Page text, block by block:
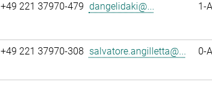
+49 221 37970-479 dangelidaki@... 1-
+49 221 37970-308 salvatore.angilletta@... 0-